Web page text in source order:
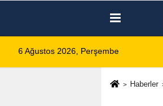
6 Ağustos 2026, Perşembe
Haberler